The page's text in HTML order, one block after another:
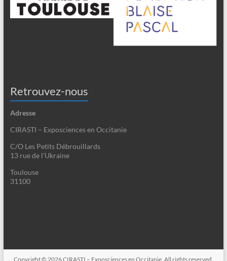
Retrouvez-nous
Adresse
CIRASTI – Exposciences en Occitanie
C/O Les Petits Débrouillards
13 rue de l’Ukraine
Toulouse
31100
Copyright © 2026CIRASTI – Exposciences en Occitanie. All rights reserved.